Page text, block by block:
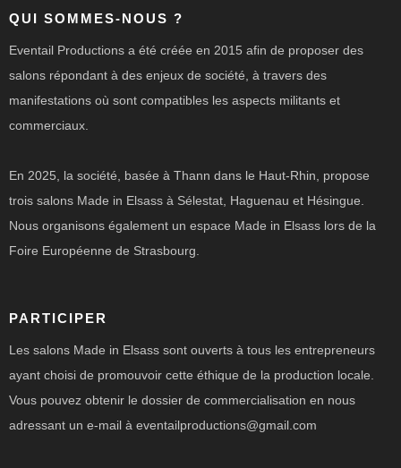
QUI SOMMES-NOUS ?
Eventail Productions a été créée en 2015 afin de proposer des
salons répondant à des enjeux de société, à travers des
manifestations où sont compatibles les aspects militants et
commerciaux.
En 2025, la société, basée à Thann dans le Haut-Rhin, propose
trois salons Made in Elsass à Sélestat, Haguenau et Hésingue.
Nous organisons également un espace Made in Elsass lors de la
Foire Européenne de Strasbourg.
PARTICIPER
Les salons Made in Elsass sont ouverts à tous les entrepreneurs
ayant choisi de promouvoir cette éthique de la production locale.
Vous pouvez obtenir le dossier de commercialisation en nous
adressant un e-mail à eventailproductions@gmail.com